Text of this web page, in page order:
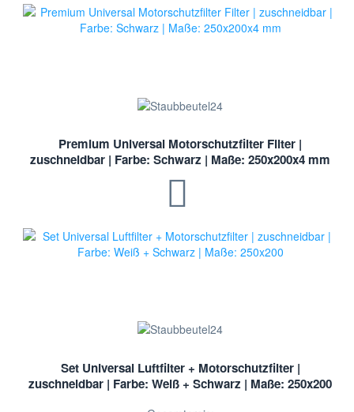
Premium Universal Motorschutzfilter Filter |
zuschneidbar | Farbe: Schwarz | Maße: 250x200x4 mm
Set Universal Luftfilter + Motorschutzfilter |
zuschneidbar | Farbe: Weiß + Schwarz | Maße: 250x200